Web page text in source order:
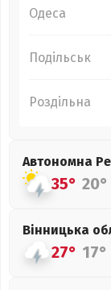
Одеса
Подільськ
Роздільна
Автономна
35° 20°
Вінницька
27° 17°